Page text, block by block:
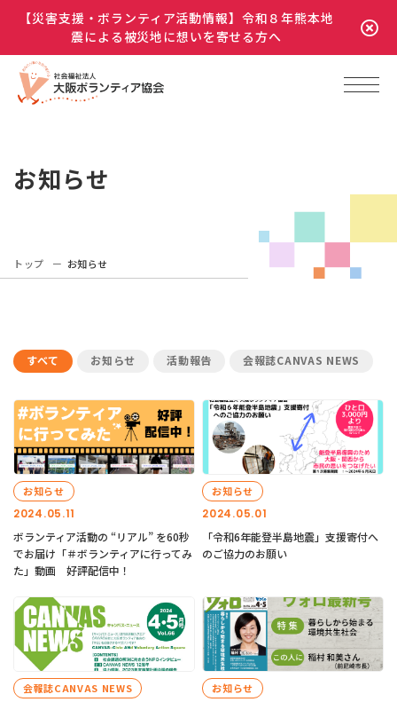
【災害支援・ボランティア活動情報】令和８年熊本地
震による被災地に想いを寄せる方へ
お知らせ
トップ お知らせ
すべて お知らせ 活動報告 会報誌CANVAS NEWS
2024.05.11
お知らせ
ボランティア活動の “リアル” を60秒
でお届け「＃ボランティアに行ってみ
た」動画 好評配信中！
2024.05.01
お知らせ
「令和6年能登半島地震」支援寄付へ
のご協力のお願い
会報誌CANVAS NEWS お知らせ